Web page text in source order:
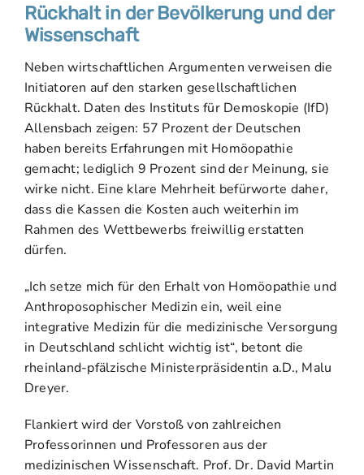
Rückhalt in der Bevölkerung und der
Wissenschaft
Neben wirtschaftlichen Argumenten verweisen die
Initiatoren auf den starken gesellschaftlichen
Rückhalt. Daten des Instituts für Demoskopie (IfD)
Allensbach zeigen: 57 Prozent der Deutschen
haben bereits Erfahrungen mit Homöopathie
gemacht; lediglich 9 Prozent sind der Meinung, sie
wirke nicht. Eine klare Mehrheit befürworte daher,
dass die Kassen die Kosten auch weiterhin im
Rahmen des Wettbewerbs freiwillig erstatten
dürfen.
„Ich setze mich für den Erhalt von Homöopathie und
Anthroposophischer Medizin ein, weil eine
integrative Medizin für die medizinische Versorgung
in Deutschland schlicht wichtig ist“, betont die
rheinland-pfälzische Ministerpräsidentin a.D., Malu
Dreyer.
Flankiert wird der Vorstoß von zahlreichen
Professorinnen und Professoren aus der
medizinischen Wissenschaft. Prof. Dr. David Martin